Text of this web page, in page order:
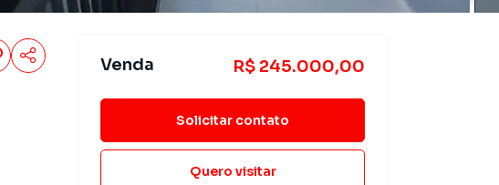
Venda R$ 245.000,00
Solicitar contato
Quero visitar